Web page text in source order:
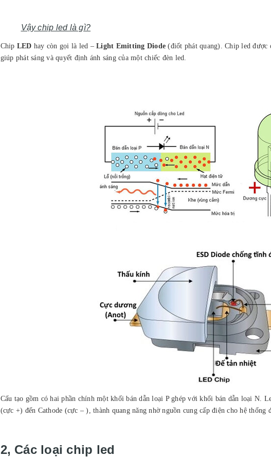
Vậy chip led là gì?
Chip LED hay còn gọi là led – Light Emitting Diode (điốt phát quang). Chip led được
giúp phát sáng và quyết định ánh sáng của một chiếc đèn led.
Cấu tạo gồm có hai phần chính một khối bán dẫn loại P ghép với khối bán dẫn loại N.
(cực +) đến Cathode (cực – ), thành quang năng nhờ nguồn cung cấp điện cho hệ thống
2, Các loại chip led